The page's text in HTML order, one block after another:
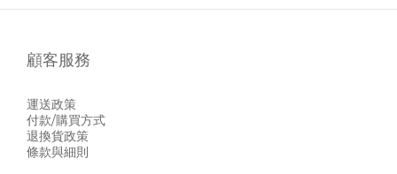
顧客服務
運送政策
付款/購買方式
退換貨政策
條款與細則